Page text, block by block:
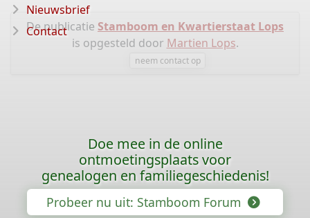
De publicatie Stamboom en Kwartierstaat Lops
is opgesteld door Martien Lops.
neem contact op
Nieuwsbrief
Contact
Doe mee in de online
ontmoetingsplaats voor
genealogen en familiegeschiedenis!
Probeer nu uit: Stamboom Forum